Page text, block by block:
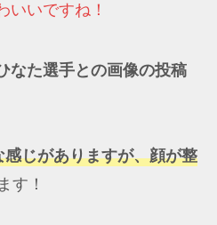
いいですね！
なた選手との画像の投稿
じがありますが、顔が整
す！